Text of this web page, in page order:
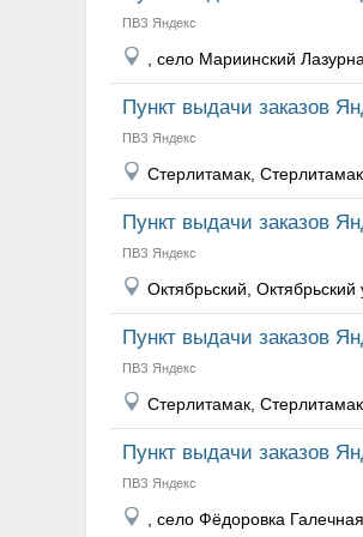
ПВЗ Яндекс
, село Мариинский
Пункт выдачи заказов
ПВЗ Яндекс
Стерлитамак,
Пункт выдачи заказов
ПВЗ Яндекс
Октябрьский,
Пункт выдачи заказов
ПВЗ Яндекс
Стерлитамак,
Пункт выдачи заказов
ПВЗ Яндекс
, село Фёдоровка